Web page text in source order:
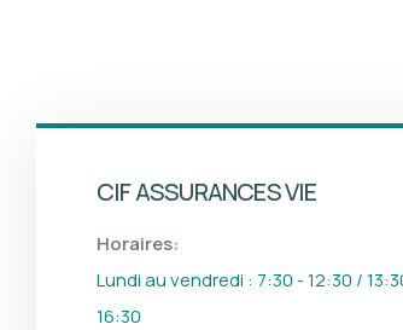
CIF ASSURANCES VIE
Horaires:
Lundi au vendredi : 7:30 - 12:30 /
16:30